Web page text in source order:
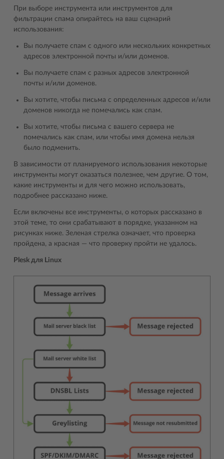
При выборе инструмента или инструментов для
фильтрации спама опирайтесь на ваш сценарий
использования:
Вы получаете спам с одного или нескольких конкретных
адресов электронной почты и/или доменов.
Вы получаете спам с разных адресов электронной
почты и/или доменов.
Вы хотите, чтобы письма с определенных адресов и/или
доменов никогда не помечались как спам.
Вы хотите, чтобы письма с вашего сервера не
помечались как спам, или чтобы имя домена нельзя
было подменить.
В зависимости от планируемого использования некоторые
инструменты могут оказаться полезнее, чем другие. О том,
какие инструменты и для чего можно использовать,
подробнее рассказано ниже.
Если включены все инструменты, о которых рассказано в
этой теме, то они срабатывают в порядке, указанном на
рисунках ниже. Зеленая стрелка означает, что проверка
пройдена, а красная — что проверку пройти не удалось.
Plesk для Linux